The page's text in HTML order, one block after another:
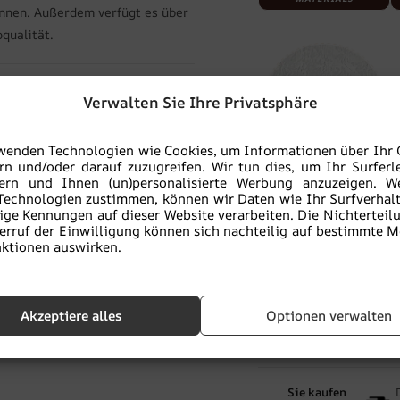
Verwalten Sie Ihre Privatsphäre
Technologien wie Cookies, um Informationen über Ihr
und/oder darauf zuzugreifen. Wir tun dies, um Ihr
und Ihnen (un)personalisierte Werbung anzuzeigen.
zustimmen, können wir Daten wie Ihr
Kennungen auf dieser Website verarbeiten. Die
der Einwilligung können sich nachteilig auf bestimmte
auswirken.
Akzeptiere alles Optionen verwalten
Außerdem verfügt es über
Vinyl-Strukturtapete
BETON
BESCHREIBUNG DES
MATERIALS
- + IN
Zu Favoriten
Sie kaufen